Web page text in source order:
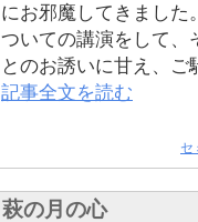
にお邪魔してきました
ついての講演をして、
とのお誘いに甘え、
記事全文を読む
セ
萩の月の心